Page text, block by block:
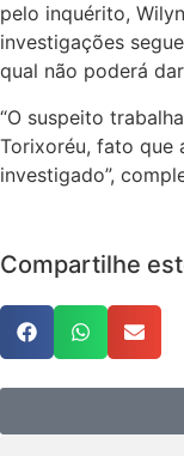
pelo inquérito,
investigações
qual não poderá
“O suspeito
Torixoréu, fato que
investigado”,
Compartilhe